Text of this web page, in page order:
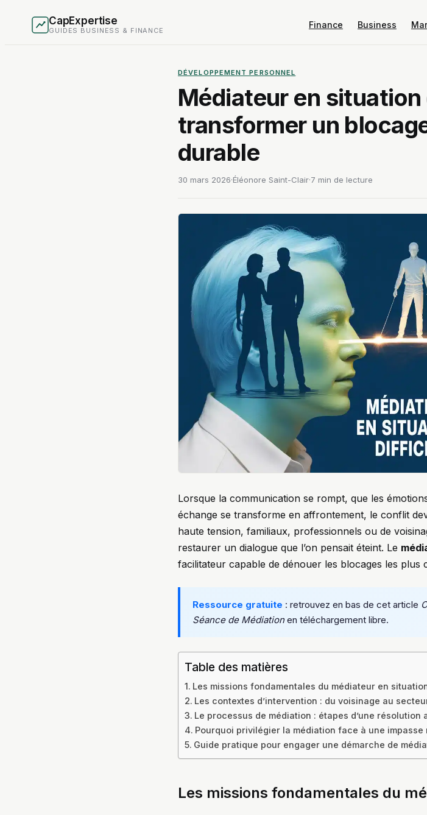
CapExpertise
GUIDES BUSINESS & FINANCE
Finance Business
DÉVELOPPEMENT PERSONNEL
Médiateur en
transformer un
durable
30 mars 2026·Éléonore Saint-Clair·7 min de lecture
Lorsque la communication se rompt, que les
échange se transforme en affrontement, le conflit
haute tension, familiaux, professionnels ou de
restaurer un dialogue que l’on pensait éteint. Le
facilitateur capable de dénouer les blocages les plus
Ressource gratuite : retrouvez en bas de cet article
Séance de Médiationen téléchargement libre.
Table des matières
Les missions fondamentales du médiateur en
Les contextes d’intervention : du voisinage au
Le processus de médiation : étapes d’une résolution
Pourquoi privilégier la médiation face à une impasse
Guide pratique pour engager une démarche de
Les missions fondamentales du